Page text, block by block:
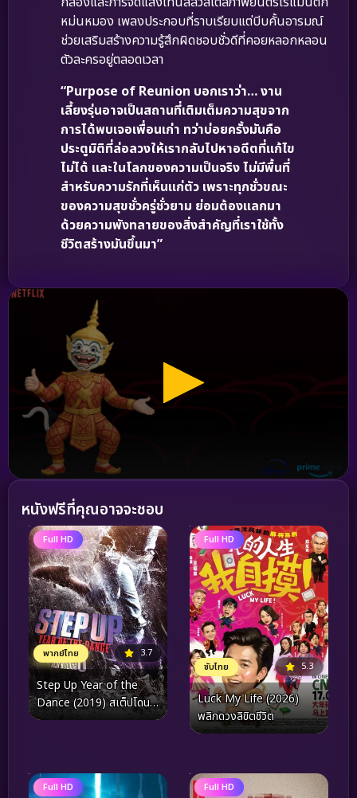
หม่นหมอง เพลงประกอบที่ราบเรียบแต่บีบคั้นอารมณ์
ช่วยเสริมสร้างความรู้สึกผิดชอบชั่วดีที่คอยหลอกหลอน
ตัวละครอยู่ตลอดเวลา
“Purpose of Reunion บอกเราว่า… งาน
เลี้ยงรุ่นอาจเป็นสถานที่เติมเต็มความสุขจาก
การได้พบเจอเพื่อนเก่า ทว่าบ่อยครั้งมันคือ
ประตูมิติที่ล่อลวงให้เรากลับไปหาอดีตที่แก้ไข
ไม่ได้ และในโลกของความเป็นจริง ไม่มีพื้นที่
สำหรับความรักที่เห็นแก่ตัว เพราะทุกชั่วขณะ
ของความสุขชั่วครู่ชั่วยาม ย่อมต้องแลกมา
ด้วยความพังทลายของสิ่งสำคัญที่เราใช้ทั้ง
ชีวิตสร้างมันขึ้นมา”
หนังฟรีที่คุณอาจจะชอบ
Full HD
พากย์ไทย 3.7
Step Up Year of the
Dance (2019) สเต็ปโดนใจ
หัวใจโดนเธอ 6
Full HD
ซับไทย 5.3
Luck My Life (2026)
พลิกดวงลิขิตชีวิต
Full HD Full HD